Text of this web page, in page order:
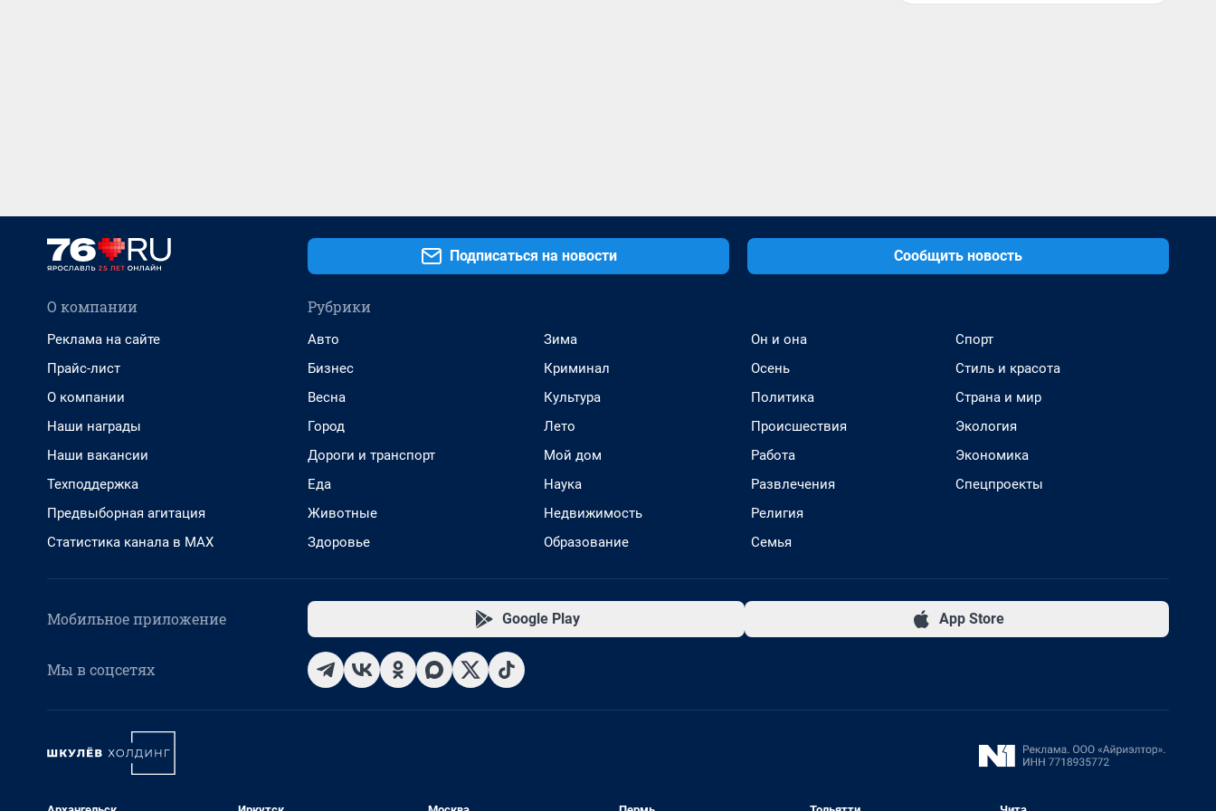
Подписаться на новости Сообщить новость
О компании
Реклама на сайте
Прайс-лист
О компании
Наши награды
Наши вакансии
Техподдержка
Предвыборная агитация
Статистика канала в MAX
Рубрики
Авто
Бизнес
Весна
Город
Дороги и транспорт
Еда
Животные
Здоровье
Зима
Криминал
Культура
Лето
Мой дом
Наука
Недвижимость
Образование
Он и она
Осень
Политика
Происшествия
Работа
Развлечения
Религия
Семья
Спорт
Стиль и красота
Страна и мир
Экология
Экономика
Спецпроекты
Мобильное приложение Google Play App Store
Мы в соцсетях